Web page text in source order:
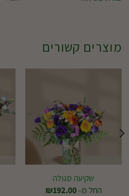
מוצרים קשורים
שקיעה סגולה
החל מ-
₪192.00